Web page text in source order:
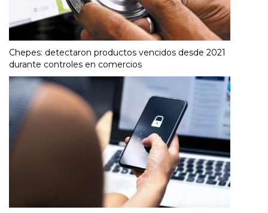
Chepes: detectaron productos vencidos desde 2021
durante controles en comercios